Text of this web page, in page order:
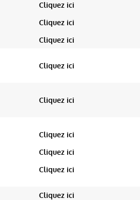
Cliquez ici
Cliquez ici
Cliquez ici
Cliquez ici
Cliquez ici
Cliquez ici
Cliquez ici
Cliquez ici
Cliquez ici